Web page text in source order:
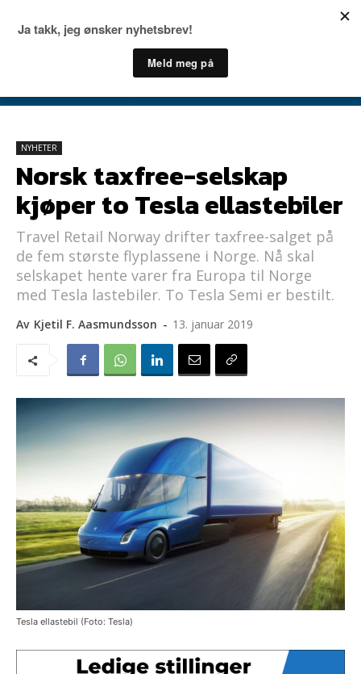
NYHETER
Norsk taxfree-selskap
kjøper to Tesla ellastebiler
Travel Retail Norway drifter taxfree-salget på
de fem største flyplassene i Norge. Nå skal
selskapet hente varer fra Europa til Norge
med Tesla lastebiler. To Tesla Semi er bestilt.
Av Kjetil F. Aasmundsson - 13. januar 2019
Tesla ellastebil (Foto: Tesla)